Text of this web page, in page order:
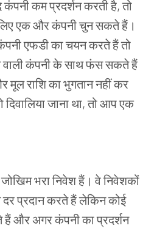
कम प्रदर्शन करती है, तो
एक और कंपनी चुन सकते हैं।
एफडी का चयन करते हैं तो
कंपनी के साथ फंस सकते हैं
राशि का भुगतान नहीं कर
जाना था, तो आप एक
भरा निवेश हैं। वे निवेशकों
प्रदान करते हैं लेकिन कोई
हैं और अगर कंपनी का प्रदर्शन